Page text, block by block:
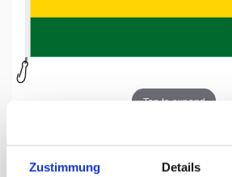
Zustimmung Details
Tap to expand